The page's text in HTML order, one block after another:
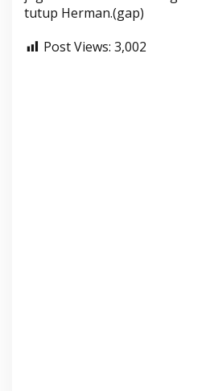
tutup Herman.(gap)
Post Views: 3,002